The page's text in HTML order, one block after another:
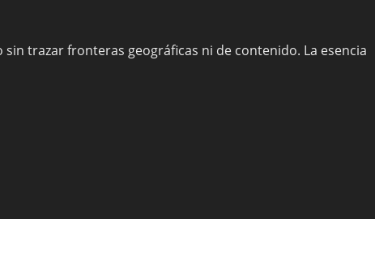
trazar fronteras geográficas ni de contenido. La esencia